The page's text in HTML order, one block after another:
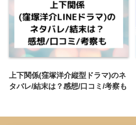
上下関係(窪塚洋介縦型ドラマ)のネ
タバレ/結末は？感想/口コミ/考察も